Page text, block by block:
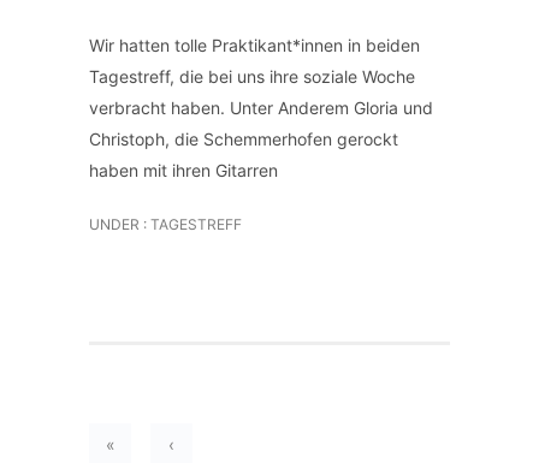
Wir hatten tolle Praktikant*innen in beiden
Tagestreff, die bei uns ihre soziale Woche
verbracht haben. Unter Anderem Gloria und
Christoph, die Schemmerhofen gerockt
haben mit ihren Gitarren
UNDER : TAGESTREFF
« ‹